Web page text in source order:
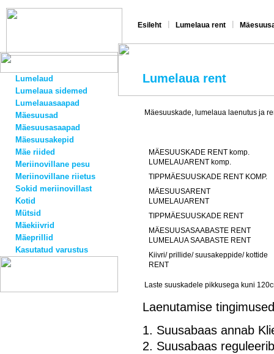
Esileht Lumelaua rent
Lumelaud
Lumelaua sidemed
Lumelauasaapad
Mäesuusad
Mäesuusasaapad
Mäesuusakepid
Mäe riided
Meriinovillane pesu
Meriinovillane riietus
Sokid meriinovillast
Kotid
Mütsid
Mäekiivrid
Mäeprillid
Kasutatud varustus
Lumelaua rent
Mäesuuskade, lumelaua laenutus ja
MÄESUUSKADE RENT komp.
LUMELAUARENT komp.
TIPPMÄESUUSKADE RENT KOMP.
MÄESUUSARENT
LUMELAUARENT
TIPPMÄESUUSKADE RENT
MÄESUUSASAABASTE RENT
LUMELAUA SAABASTE RENT
Kiivri/ prillide/ suusakeppide/ kottide
RENT
Laste suuskadele pikkusega kuni
Laenutamise tingimused
1. Suusabaas annab
2. Suusabaas